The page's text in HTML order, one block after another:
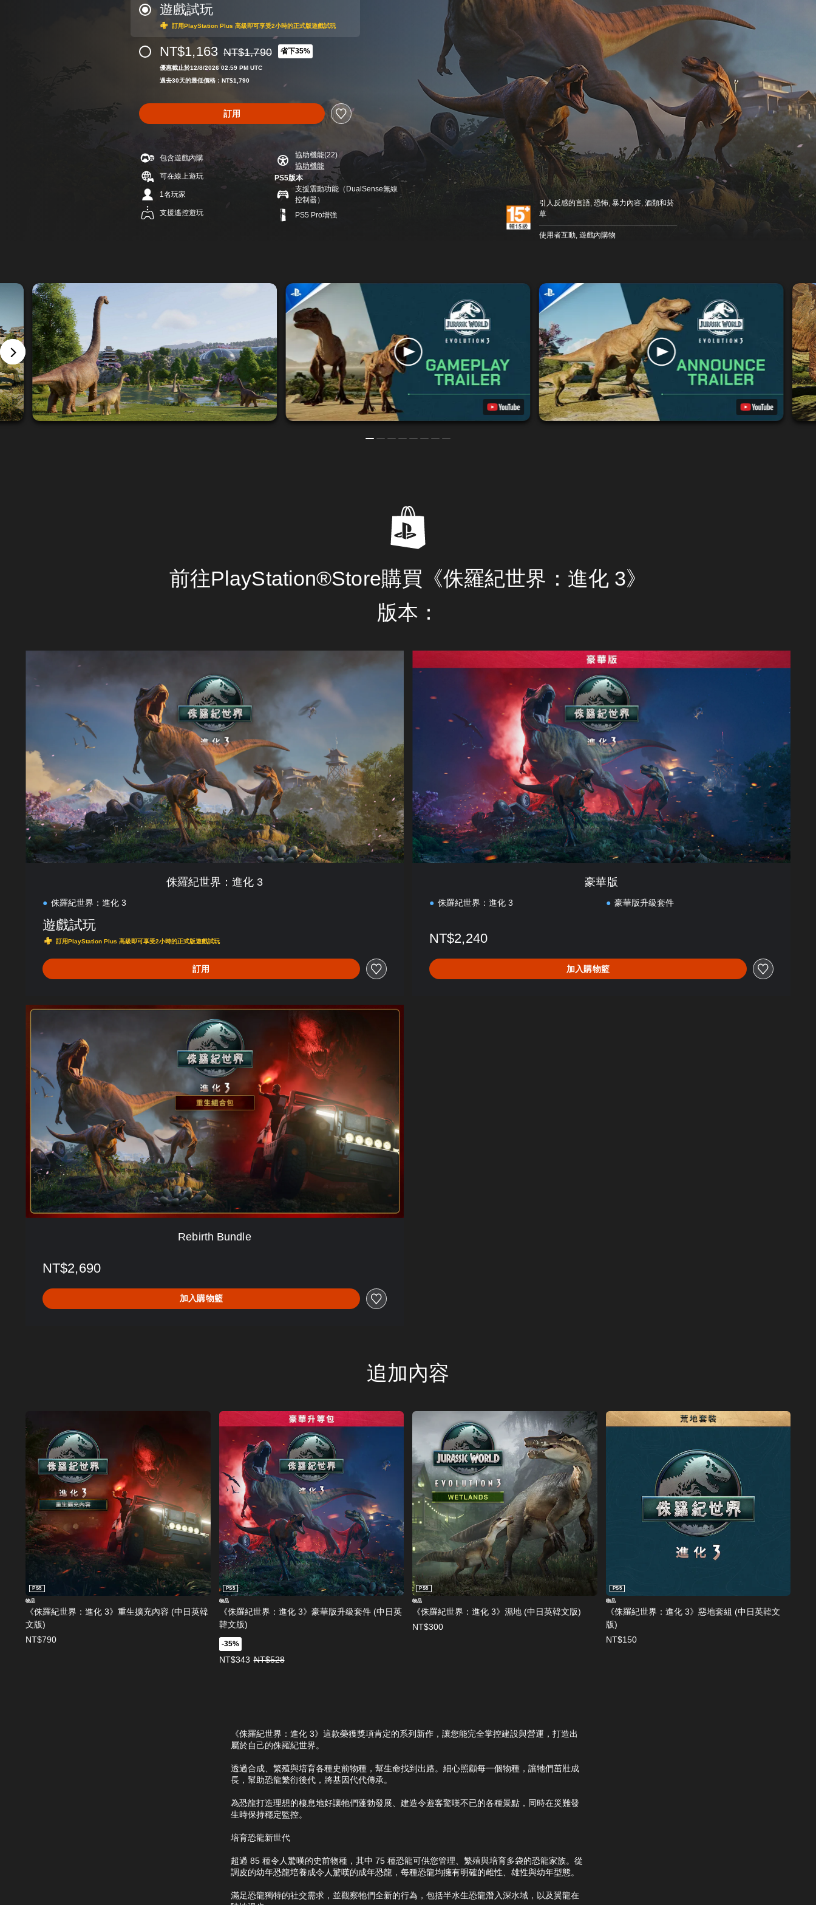
遊戲試玩
訂用PlayStation Plus 高級即可享受2小時的正式版遊戲試玩
NT$1,163 折扣前原價為NT$1,790
NT$1,790 省下35%
優惠截止於12/8/2026 02:59 PM UTC
過去30天的最低價格：NT$1,790
訂用
包含遊戲內購
可在線上遊玩
1名玩家
支援遙控遊玩
協助機能(22)
協助機能
PS5版本
支援震動功能（DualSense無線
控制器）
PS5 Pro增強
引人反感的言語, 恐怖, 暴力內容, 酒類和菸
草
使用者互動, 遊戲內購物
前往PlayStation®Store購買《侏羅紀世界：進化 3》
版本：
侏羅紀世界：進化 3
侏羅紀世界：進化 3
遊戲試玩
訂用PlayStation Plus 高級即可享受2小時的正式版遊戲試玩
訂用
華
豪華版
侏羅紀世界：進化 3 豪華版升級套件
NT$2,240
加入購物籃
R
Rebirth Bundle
NT$2,690
加入購物籃
追加內容
《侏羅紀世界：進化 3》重生擴充內容 (中日英韓
文版)
PS5
物品
NT$790
《侏羅紀世界：進化 3》豪華版升級套件 (中日英
韓文版)
PS5
物品
-35%
NT$343
優惠價NT$343。原價NT$528。
NT$528
《侏羅紀世界：進化 3》濕地 (中日英韓文版)
PS5
物品
NT$300
《侏羅紀世界：進化 3》惡地套組 (中日英韓文
版)
PS5
物品
NT$150
《侏羅紀世界：進化 3》這款榮獲獎項肯定的系列新作，讓您能完全掌控建設與營運，打造出
屬於自己的侏羅紀世界。
透過合成、繁殖與培育各種史前物種，幫生命找到出路。細心照顧每一個物種，讓牠們茁壯成
長，幫助恐龍繁衍後代，將基因代代傳承。
為恐龍打造理想的棲息地好讓牠們蓬勃發展、建造令遊客驚嘆不已的各種景點，同時在災難發
生時保持穩定監控。
培育恐龍新世代
超過 85 種令人驚嘆的史前物種，其中 75 種恐龍可供您管理、繁殖與培育多袋的恐龍家族。從
調皮的幼年恐龍培養成令人驚嘆的成年恐龍，每種恐龍均擁有明確的雌性、雄性與幼年型態。
滿足恐龍獨特的社交需求，並觀察牠們全新的行為，包括半水生恐龍潛入深水域，以及翼龍在